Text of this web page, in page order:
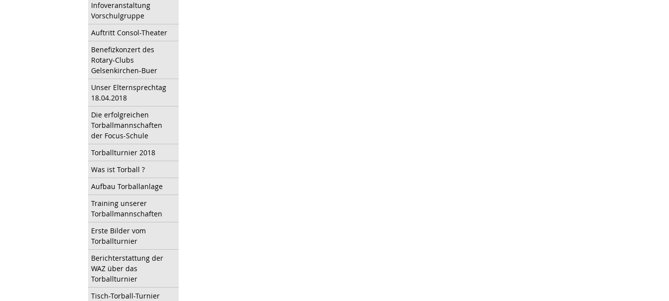
Infoveranstaltung
Vorschulgruppe
Auftritt Consol-Theater
Benefizkonzert des
Rotary-Clubs
Gelsenkirchen-Buer
Unser Elternsprechtag
18.04.2018
Die erfolgreichen
Torballmannschaften
der Focus-Schule
Torballturnier 2018
Was ist Torball ?
Aufbau Torballanlage
Training unserer
Torballmannschaften
Erste Bilder vom
Torballturnier
Berichterstattung der
WAZ über das
Torballturnier
Tisch-Torball-Turnier